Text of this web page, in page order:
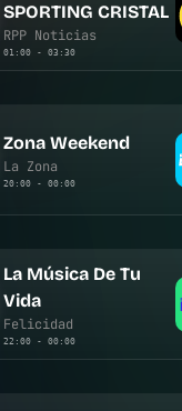
SPORTING CRISTAL
RPP Noticias
01:00 - 03:30
Zona Weekend
La Zona
20:00 - 00:00
La Música De Tu
Vida
Felicidad
22:00 - 00:00